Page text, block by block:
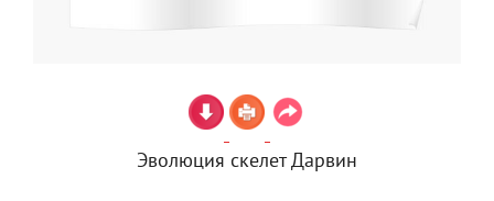
Эволюция скелет Дарвин